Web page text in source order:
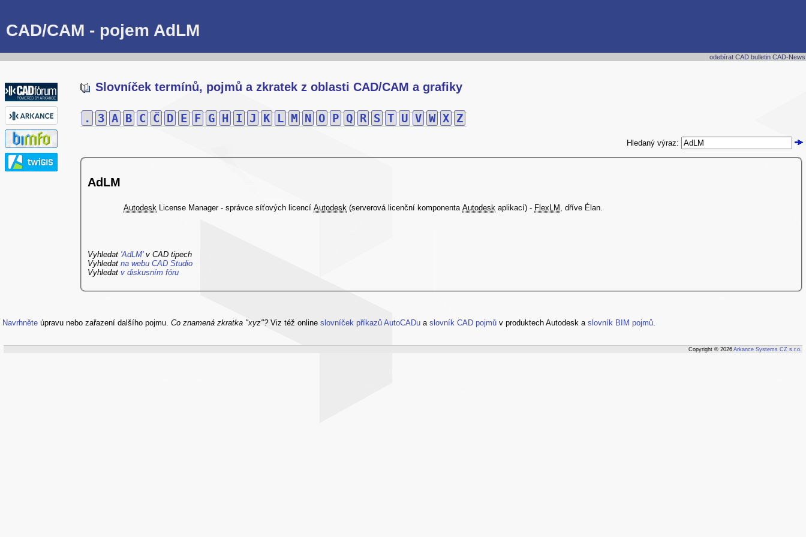
CAD/CAM - pojem AdLM
odebírat CAD bulletin CAD-News
Slovníček termínů, pojmů a zkratek z oblasti CAD/CAM a grafiky
. 3 A B C Č D E F G H I J K L M N O P Q R S T U V W X Z
Hledaný výraz:
AdLM
Autodesk License Manager - správce síťových licencí Autodesk (serverová licenční komponenta Autodesk aplikací) - FlexLM , dříve Élan.
Vyhledat 'AdLM'v CAD tipech
Vyhledat na webu CAD Studio
Vyhledat v diskusním fóru
Navrhněte úpravu nebo zařazení dalšího pojmu. Co znamená zkratka "xyz"? Viz též online slovníček příkazů AutoCADu a slovník CAD pojmů v produktech Autodesk a slovník BIM pojmů
Copyright © 2026 Arkance Systems CZ s.r.o.